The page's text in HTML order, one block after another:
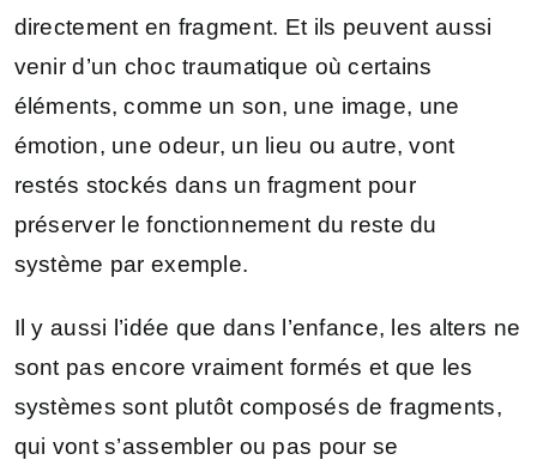
directement en fragment. Et ils peuvent aussi
venir d’un choc traumatique où certains
éléments, comme un son, une image, une
émotion, une odeur, un lieu ou autre, vont
restés stockés dans un fragment pour
préserver le fonctionnement du reste du
système par exemple.
Il y aussi l’idée que dans l’enfance, les alters ne
sont pas encore vraiment formés et que les
systèmes sont plutôt composés de fragments,
qui vont s’assembler ou pas pour se